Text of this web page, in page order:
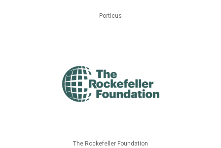
Porticus
The Rockefeller Foundation